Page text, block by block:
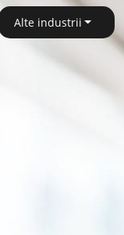
Alte industrii